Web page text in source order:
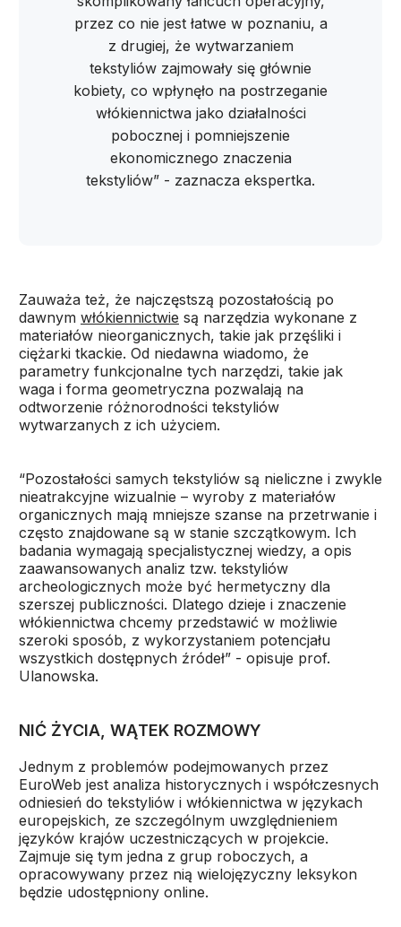
przez co nie jest łatwe w poznaniu, a
z drugiej, że wytwarzaniem
tekstyliów zajmowały się głównie
kobiety, co wpłynęło na postrzeganie
włókiennictwa jako działalności
pobocznej i pomniejszenie
ekonomicznego znaczenia
tekstyliów” - zaznacza ekspertka.
Zauważa też, że najczęstszą pozostałością po
dawnym włókiennictwie są narzędzia wykonane z
materiałów nieorganicznych, takie jak przęśliki i
ciężarki tkackie. Od niedawna wiadomo, że
parametry funkcjonalne tych narzędzi, takie jak
waga i forma geometryczna pozwalają na
odtworzenie różnorodności tekstyliów
wytwarzanych z ich użyciem.
“Pozostałości samych tekstyliów są nieliczne i zwykle
nieatrakcyjne wizualnie – wyroby z materiałów
organicznych mają mniejsze szanse na przetrwanie i
często znajdowane są w stanie szczątkowym. Ich
badania wymagają specjalistycznej wiedzy, a opis
zaawansowanych analiz tzw. tekstyliów
archeologicznych może być hermetyczny dla
szerszej publiczności. Dlatego dzieje i znaczenie
włókiennictwa chcemy przedstawić w możliwie
szeroki sposób, z wykorzystaniem potencjału
wszystkich dostępnych źródeł” - opisuje prof.
Ulanowska.
NIĆ ŻYCIA, WĄTEK ROZMOWY
Jednym z problemów podejmowanych przez
EuroWeb jest analiza historycznych i współczesnych
odniesień do tekstyliów i włókiennictwa w językach
europejskich, ze szczególnym uwzględnieniem
języków krajów uczestniczących w projekcie.
Zajmuje się tym jedna z grup roboczych, a
opracowywany przez nią wielojęzyczny leksykon
będzie udostępniony online.